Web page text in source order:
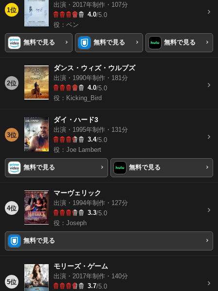
1位
出演・2017年制作・107分
4.0/5.0
役：ベン
無料で見る 無料で見る 無料で見る
2位
ダンス・ウィズ・ウルブズ
出演・1990年制作・181分
4.0/5.0
役：Kicking_Bird
3位
ダイ・ハード3
出演・1995年制作・131分
3.4/5.0
役：Joe Lambert
無料で見る 無料で見る
4位
マーヴェリック
出演・1994年制作・127分
3.3/5.0
役：Joseph
無料で見る
5位
モリーズ・ゲーム
出演・2017年制作・140分
3.7/5.0